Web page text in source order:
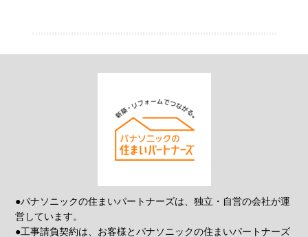
●パナソニックの住まいパートナーズは、独立・自営の会社が運
営しています。
●工事請負契約は、お客様とパナソニックの住まいパートナーズ